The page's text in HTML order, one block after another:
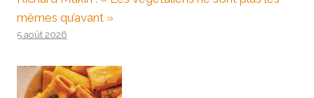
mêmes qu’avant »
5 août 2026